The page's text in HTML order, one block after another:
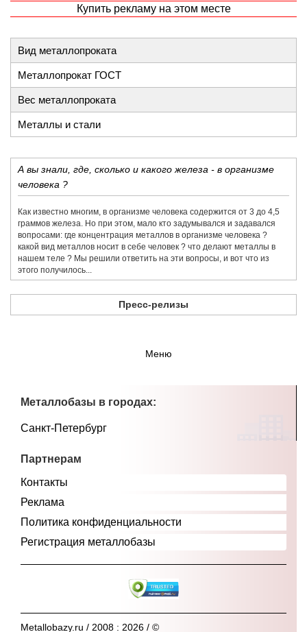
Купить рекламу на этом месте
Вид металлопроката
Металлопрокат ГОСТ
Вес металлопроката
Металлы и стали
А вы знали, где, сколько и какого железа - в организме
человека ?
Как известно многим, в организме человека содержится от 3 до 4,5
граммов железа. Но при этом, мало кто задумывался и задавался
вопросами: где концентрация металлов в организме человека ?
какой вид металлов носит в себе человек ? что делают металлы в
нашем теле ? Мы решили ответить на эти вопросы, и вот что из
этого получилось...
Пресс-релизы
Меню
Металлобазы в городах:
Санкт-Петербург
Партнерам
Контакты
Реклама
Политика конфиденциальности
Регистрация металлобазы
Metallobazy.ru / 2008 : 2026 / ©